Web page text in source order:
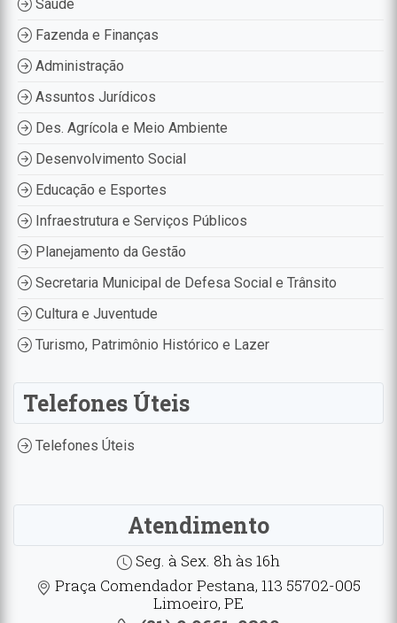
Saúde
Fazenda e Finanças
Administração
Assuntos Jurídicos
Des. Agrícola e Meio Ambiente
Desenvolvimento Social
Educação e Esportes
Infraestrutura e Serviços Públicos
Planejamento da Gestão
Secretaria Municipal de Defesa Social e Trânsito
Cultura e Juventude
Turismo, Patrimônio Histórico e Lazer
Telefones Úteis
Telefones Úteis
Atendimento
Seg. à Sex. 8h às 16h
Praça Comendador Pestana, 113 55702-005
Limoeiro, PE